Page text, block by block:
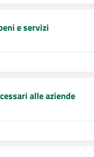
e servizi
alle aziende